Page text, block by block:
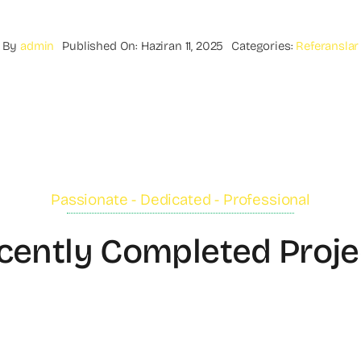
Byadmin Published On: Haziran 11, 2025 Categories: Referanslar
Passionate - Dedicated - Professional
Completed